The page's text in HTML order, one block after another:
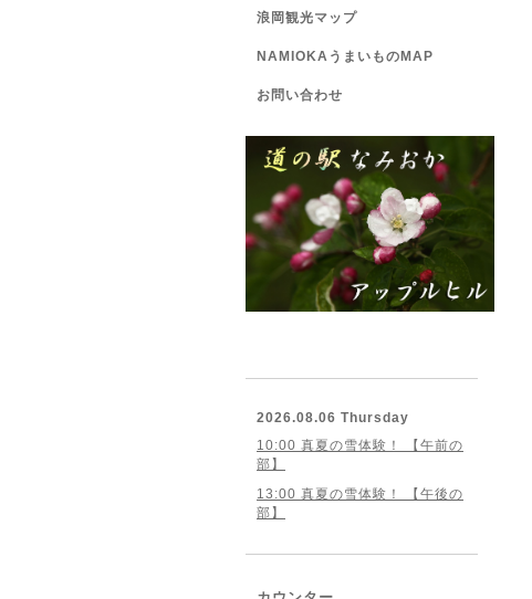
浪岡観光マップ
NAMIOKAうまいものMAP
お問い合わせ
2026.08.06 Thursday
10:00 真夏の雪体験！ 【午前の
部】
13:00 真夏の雪体験！ 【午後の
部】